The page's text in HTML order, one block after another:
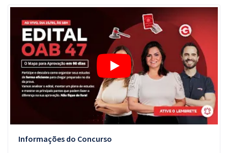
Pós
Graduação
OAB
Mentorias
Conteúdo gratuito
Informações do Concurso